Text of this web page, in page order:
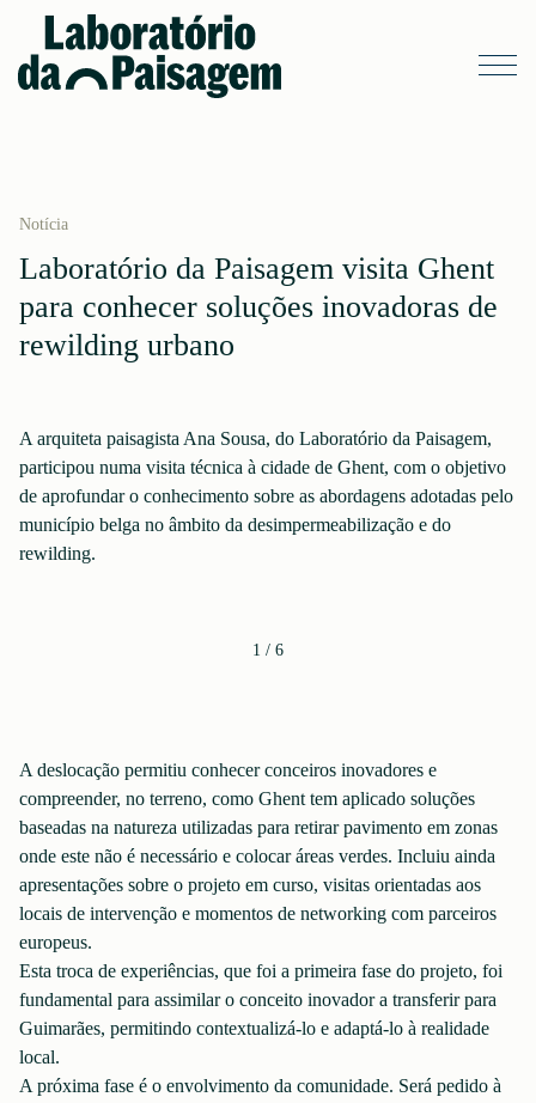
Notícia
Laboratório da Paisagem visita Ghent
para conhecer soluções inovadoras de
rewilding urbano
A arquiteta paisagista Ana Sousa, do Laboratório da Paisagem,
participou numa visita técnica à cidade de Ghent, com o objetivo
de aprofundar o conhecimento sobre as abordagens adotadas pelo
município belga no âmbito da desimpermeabilização e do
rewilding.
1 / 6
A deslocação permitiu conhecer conceiros inovadores e
compreender, no terreno, como Ghent tem aplicado soluções
baseadas na natureza utilizadas para retirar pavimento em zonas
onde este não é necessário e colocar áreas verdes. Incluiu ainda
apresentações sobre o projeto em curso, visitas orientadas aos
locais de intervenção e momentos de networking com parceiros
europeus.
Esta troca de experiências, que foi a primeira fase do projeto, foi
fundamental para assimilar o conceito inovador a transferir para
Guimarães, permitindo contextualizá-lo e adaptá-lo à realidade
local.
A próxima fase é o envolvimento da comunidade. Será pedido à